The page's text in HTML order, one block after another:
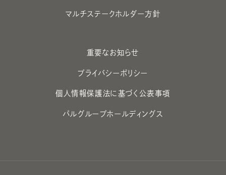
マルチステークホルダー方針
重要なお知らせ
プライバシーポリシー
個人情報保護法に基づく公表事項
パルグループホールディングス